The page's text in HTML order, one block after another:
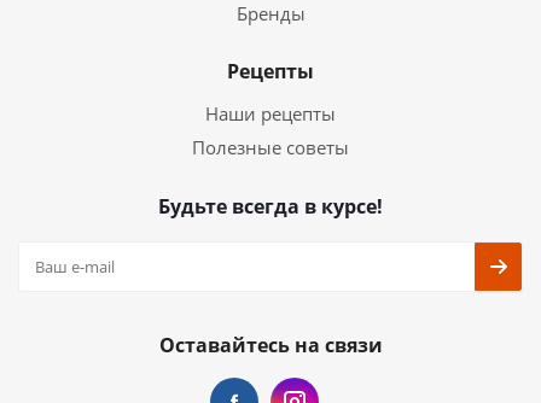
Бренды
Рецепты
Наши рецепты
Полезные советы
Будьте всегда в курсе!
Оставайтесь на связи